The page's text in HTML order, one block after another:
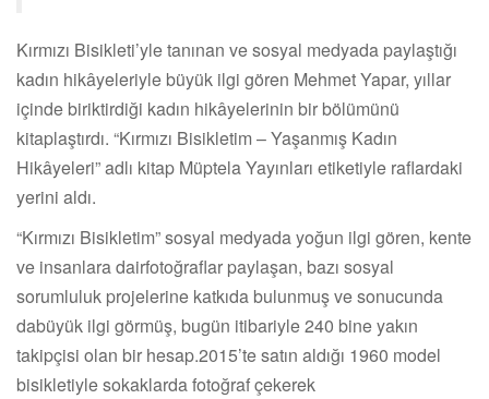
Kırmızı Bisikleti’yle tanınan ve sosyal medyada paylaştığı
kadın hikâyeleriyle büyük ilgi gören Mehmet Yapar, yıllar
içinde biriktirdiği kadın hikâyelerinin bir bölümünü
kitaplaştırdı. “Kırmızı Bisikletim – Yaşanmış Kadın
Hikâyeleri” adlı kitap Müptela Yayınları etiketiyle raflardaki
yerini aldı.
“Kırmızı Bisikletim” sosyal medyada yoğun ilgi gören, kente
ve insanlara dairfotoğraflar paylaşan, bazı sosyal
sorumluluk projelerine katkıda bulunmuş ve sonucunda
dabüyük ilgi görmüş, bugün itibariyle 240 bine yakın
takipçisi olan bir hesap.2015’te satın aldığı 1960 model
bisikletiyle sokaklarda fotoğraf çekerek